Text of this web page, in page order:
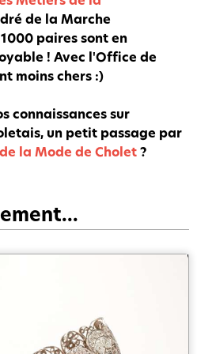
de la Marche
paires sont en
! Avec l'Office de
moins chers :)
connaissances sur
un petit passage par
la Mode de Cholet?